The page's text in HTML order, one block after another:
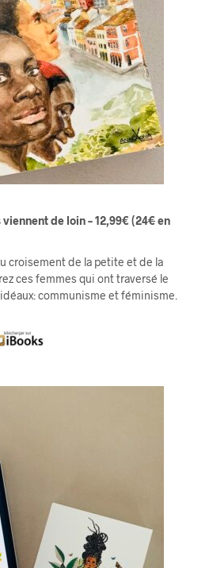
de loin – 12,99€ (24€en
croisement de la petite et de la
ces femmes qui ont traversé le
communisme et féminisme.